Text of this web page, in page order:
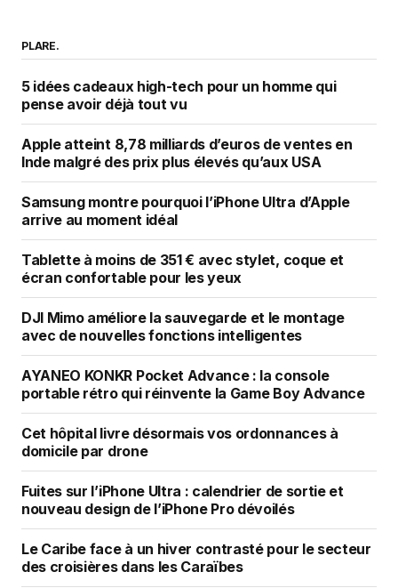
PLARE.
5 idées cadeaux high-tech pour un homme qui
pense avoir déjà tout vu
Apple atteint 8,78 milliards d’euros de ventes en
Inde malgré des prix plus élevés qu’aux USA
Samsung montre pourquoi l’iPhone Ultra d’Apple
arrive au moment idéal
Tablette à moins de 351 € avec stylet, coque et
écran confortable pour les yeux
DJI Mimo améliore la sauvegarde et le montage
avec de nouvelles fonctions intelligentes
AYANEO KONKR Pocket Advance : la console
portable rétro qui réinvente la Game Boy Advance
Cet hôpital livre désormais vos ordonnances à
domicile par drone
Fuites sur l’iPhone Ultra : calendrier de sortie et
nouveau design de l’iPhone Pro dévoilés
Le Caribe face à un hiver contrasté pour le secteur
des croisières dans les Caraïbes